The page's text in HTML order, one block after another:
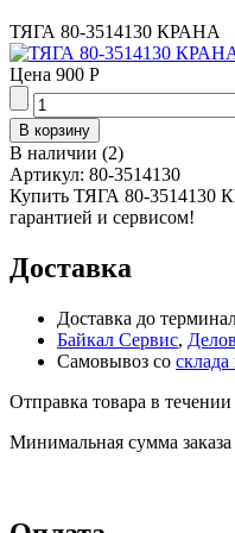
ТЯГА 80-3514130 КРАНА
Цена 900 Р
В наличии (2)
Артикул: 80-3514130
Купить ТЯГА 80-3514130
гарантией и сервисом!
Доставка
Доставка до
Байкал Сервис,
Самовывоз со склада
Отправка товара в
Минимальная сумма заказа